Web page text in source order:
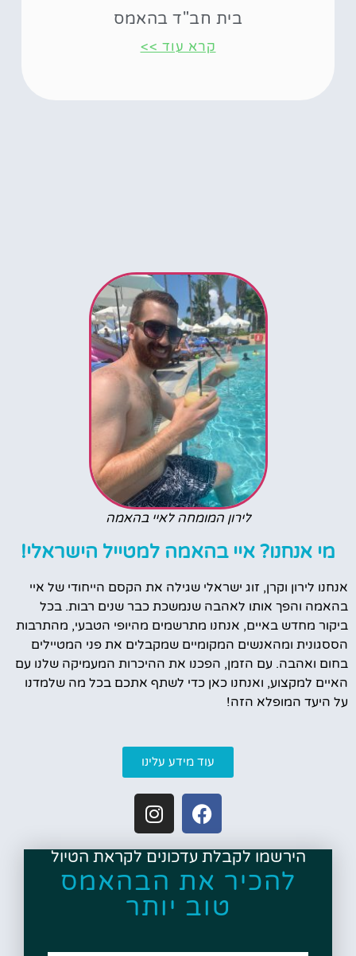
בית חב"ד בהאמס
קרא עוד >>
לירון המומחה לאיי בהאמה
מי אנחנו? איי בהאמה למטייל הישראלי!
אנחנו לירון וקרן, זוג ישראלי שגילה את הקסם הייחודי של איי
בהאמה והפך אותו לאהבה שנמשכת כבר שנים רבות. בכל
ביקור מחדש באיים, אנחנו מתרשמים מהיופי הטבעי, מהתרבות
הססגונית ומהאנשים המקומיים שמקבלים את פני המטיילים
בחום ואהבה. עם הזמן, הפכנו את ההיכרות המעמיקה שלנו עם
האיים למקצוע, ואנחנו כאן כדי לשתף אתכם בכל מה שלמדנו
על היעד המופלא הזה!
עוד מידע עלינו
הירשמו לקבלת עדכונים לקראת הטיול
להכיר את הבהאמס
טוב יותר